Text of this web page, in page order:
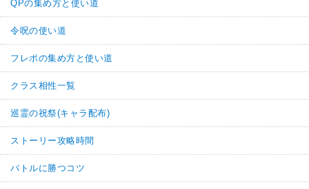
QPの集め方と使い道
令呪の使い道
フレポの集め方と使い道
クラス相性一覧
巡霊の祝祭(キャラ配布)
ストーリー攻略時間
バトルに勝つコツ